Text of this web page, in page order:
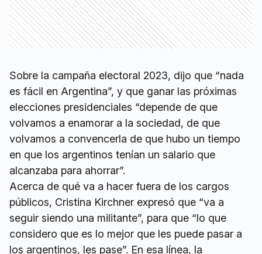
Sobre la campaña electoral 2023, dijo que “nada
es fácil en Argentina”, y que ganar las próximas
elecciones presidenciales “depende de que
volvamos a enamorar a la sociedad, de que
volvamos a convencerla de que hubo un tiempo
en que los argentinos tenían un salario que
alcanzaba para ahorrar”.
Acerca de qué va a hacer fuera de los cargos
públicos, Cristina Kirchner expresó que “va a
seguir siendo una militante”, para que “lo que
considero que es lo mejor que les puede pasar a
los argentinos, les pase”. En esa línea, la